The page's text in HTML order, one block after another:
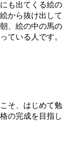
も出てくる絵の
から抜け出して
、絵の中の馬の
ている人です。
そ、はじめて勉
の完成を目指し